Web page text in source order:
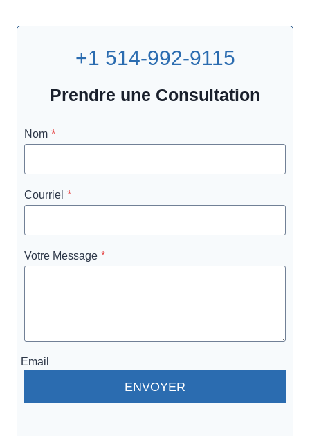
+1 514-992-9115
Prendre une Consultation
Nom *
Courriel *
Votre Message *
Email
ENVOYER